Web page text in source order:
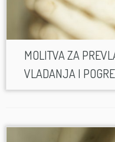
MOLITVA ZA
VLADANJA I